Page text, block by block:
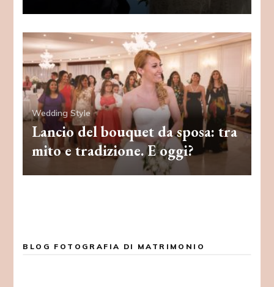
Wedding Style
Lancio del bouquet da sposa: tra
mito e tradizione. E oggi?
BLOG FOTOGRAFIA DI MATRIMONIO